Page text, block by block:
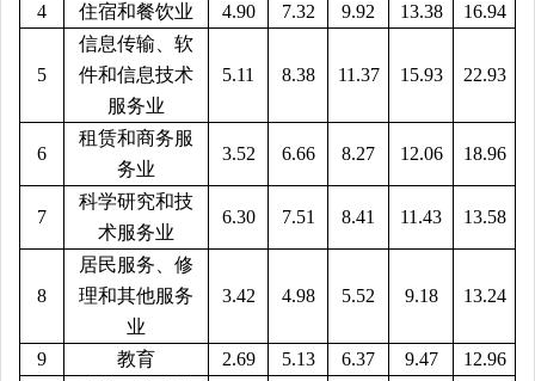
4 住宿和餐饮业 4.90 7.32 9.92 13.38 16.94
5
信息传输、软
件和信息技术
服务业
5.11 8.38 11.37 15.93 22.93
6
租赁和商务服
务业
3.52 6.66 8.27 12.06 18.96
7
科学研究和技
术服务业
6.30 7.51 8.41 11.43 13.58
8
居民服务、修
理和其他服务
业
3.42 4.98 5.52 9.18 13.24
9 教育 2.69 5.13 6.37 9.47 12.96